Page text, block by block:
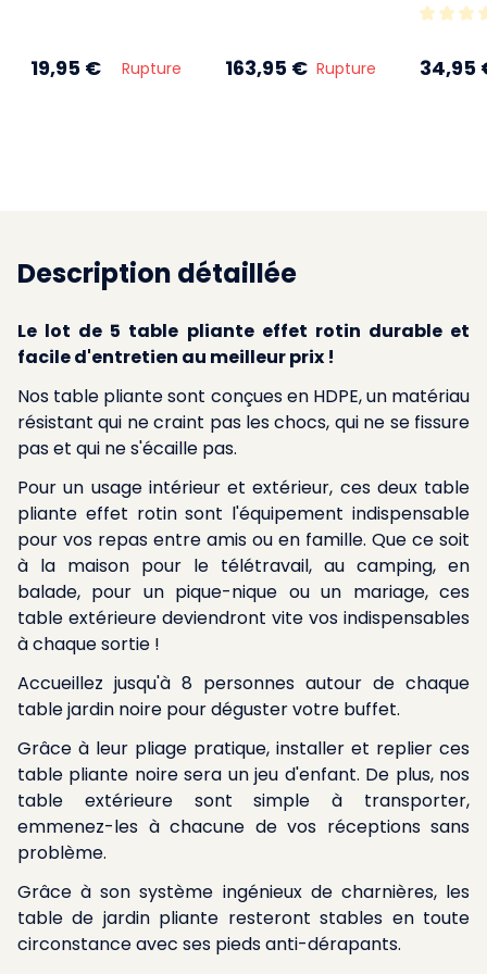
19,95 € Rupture 163,95 € Rupture 34,95
Description détaillée
Le lot de 5 table pliante effet rotin durable et
facile d'entretien au meilleur prix !
Nos table pliante sont conçues en HDPE, un matériau
résistant qui ne craint pas les chocs, qui ne se fissure
pas et qui ne s'écaille pas.
Pour un usage intérieur et extérieur, ces deux table
pliante effet rotin sont l'équipement indispensable
pour vos repas entre amis ou en famille. Que ce soit
à la maison pour le télétravail, au camping, en
balade, pour un pique-nique ou un mariage, ces
table extérieure deviendront vite vos indispensables
à chaque sortie !
Accueillez jusqu'à 8 personnes autour de chaque
table jardin noire pour déguster votre buffet.
Grâce à leur pliage pratique, installer et replier ces
table pliante noire sera un jeu d'enfant. De plus, nos
table extérieure sont simple à transporter,
emmenez-les à chacune de vos réceptions sans
problème.
Grâce à son système ingénieux de charnières, les
table de jardin pliante resteront stables en toute
circonstance avec ses pieds anti-dérapants.